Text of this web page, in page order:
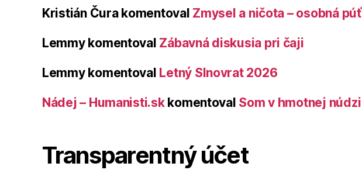
Kristián Čurakomentoval Zmysel a ničota – osobná púť
Lemmykomentoval Zábavná diskusia pri čaji
Lemmykomentoval Letný Slnovrat 2026
Nádej – Humanisti.skkomentoval Som v hmotnej núdzi
Transparentný účet